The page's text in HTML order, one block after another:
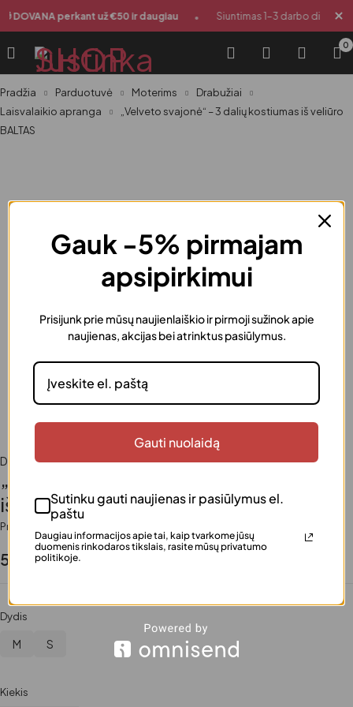
DOVANA perkant už €50 ir daugiau • Siuntimas 1-3 darbo dienos
0
Pradžia Parduotuvė Moterims
Drabužiai
Laisvalaikio apranga
„Velveto svajonė“ – 3 dalių kostiumas iš veliūro
BALTAS
Drabužiai,Laisvalaikio apranga,Moterims
„Velveto svajonė“ – 3 dalių kostiumas
iš veliūro BALTAS
Prieinamumas
52.99€
Dydis
M S
Kiekis
Gauk -5% pirmajam
apsipirkimui
Prisijunk prie mūsų naujienlaiškio ir pirmoji sužinok apie
naujienas, akcijas bei atrinktus pasiūlymus.
Gauti nuolaidą
Sutinku gauti naujienas ir pasiūlymus el.
paštu
Daugiau informacijos apie tai, kaip tvarkome jūsų
duomenis rinkodaros tikslais, rasite mūsų privatumo
politikoje.